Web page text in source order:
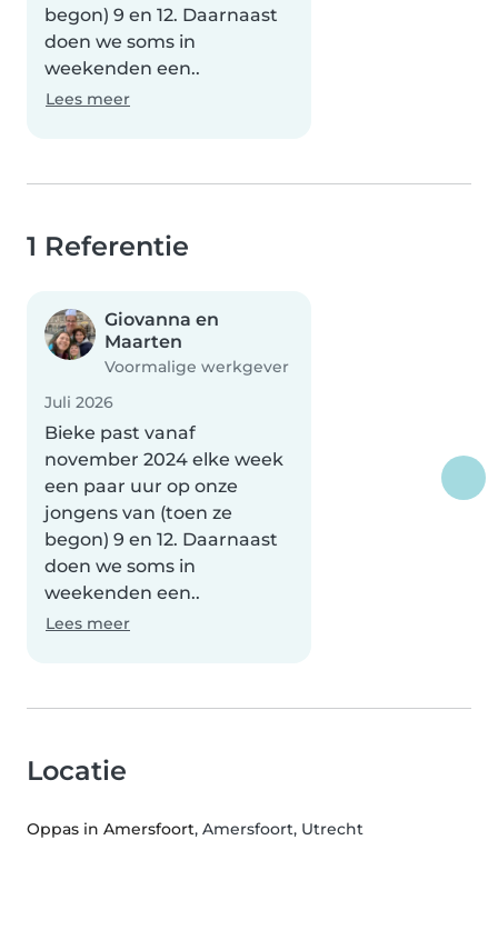
begon) 9 en 12. Daarnaast
doen we soms in
weekenden een..
Lees meer
1 Referentie
Giovanna en
Maarten
Voormalige werkgever
Juli 2026
Bieke past vanaf
november 2024 elke week
een paar uur op onze
jongens van (toen ze
begon) 9 en 12. Daarnaast
doen we soms in
weekenden een..
Lees meer
Locatie
Oppas in Amersfoort, Amersfoort, Utrecht